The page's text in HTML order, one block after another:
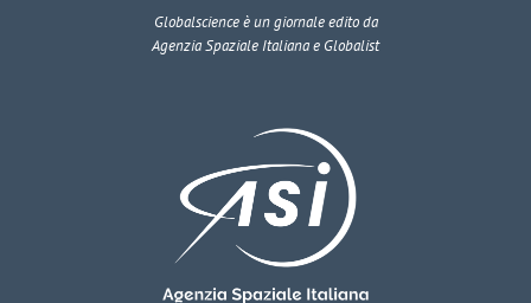
Globalscienceè un giornale edito da
Agenzia Spaziale Italiana e Globalist